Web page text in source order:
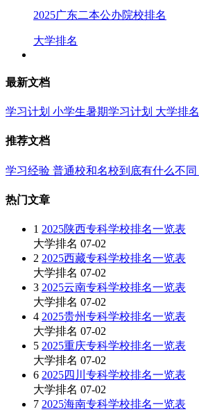
2025广东二本公办院校排名
大学排名
最新文档
学习计划 小学生暑期学习计划 大学排名
推荐文档
学习经验 普通校和名校到底有什么不同
热门文章
1 2025陕西专科学校排名一览表
大学排名 07-02
2 2025西藏专科学校排名一览表
大学排名 07-02
3 2025云南专科学校排名一览表
大学排名 07-02
4 2025贵州专科学校排名一览表
大学排名 07-02
5 2025重庆专科学校排名一览表
大学排名 07-02
6 2025四川专科学校排名一览表
大学排名 07-02
7 2025海南专科学校排名一览表